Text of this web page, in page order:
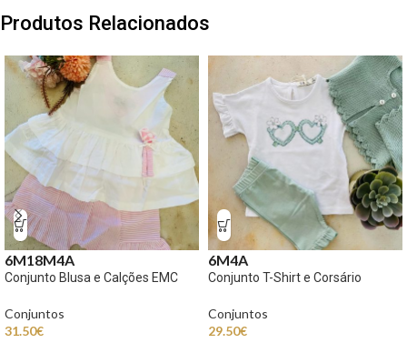
Produtos Relacionados
6M18M4A
Conjunto Blusa e Calções EMC
Conjuntos
31.50€
6M4A
Conjunto T-Shirt e Corsário
Conjuntos
29.50€